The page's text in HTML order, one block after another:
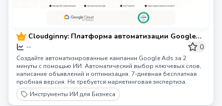
Cloudginny: Платформа автоматизации Google
Ads на базе ИИ
-- 0
Создайте автоматизированные кампании Google Ads за 2
минуты с помощью ИИ. Автоматический выбор ключевых слов,
написание объявлений и оптимизация. 7-дневная бесплатная
пробная версия. Не требуется маркетинговая экспертиза.
Инструменты ИИ для Бизнеса